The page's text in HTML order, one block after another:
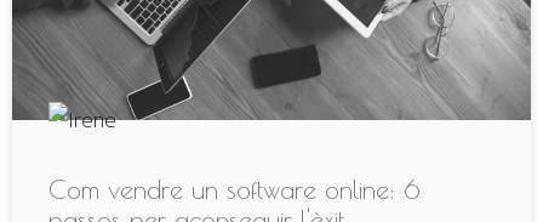
Com vendre un software online: 6